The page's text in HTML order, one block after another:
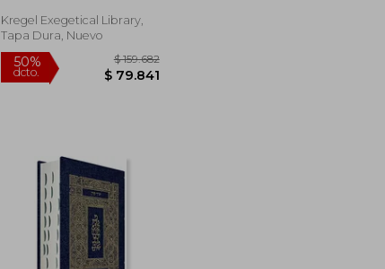
Kregel Exegetical Library,
Tapa Dura, Nuevo